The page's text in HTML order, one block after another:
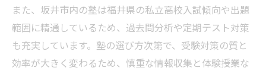
塾講師のアドバイスを活かした勉強法の見
直し
塾で受ける模試が直前対策に与える影響
入試本番までに仕上げるべき学習ポイントとは
また、坂井市内の塾は福井県の私立高校入試傾向や出題
範囲に精通しているため、過去問分析や定期テスト対策
も充実しています。塾の選び方次第で、受験対策の質と
効率が大きく変わるため、慎重な情報収集と体験授業な